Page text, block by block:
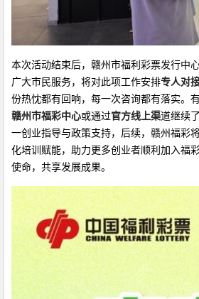
本次活动结束后，赣州市福利彩票发行中
广大市民服务，将对此项工作安排专人对
份热忱都有回响，每一次咨询都有落实。
赣州市福彩中心或通过官方线上渠道继续
一创业指导与政策支持，后续，赣州福彩
化培训赋能，助力更多创业者顺利加入福
使命，共享发展成果。